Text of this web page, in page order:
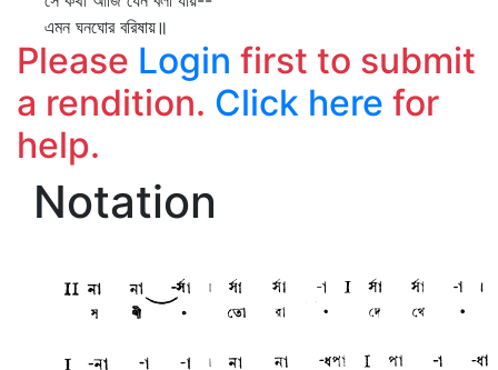
এমন ঘনঘোর বরিষায়॥
Please Login first to submit
a rendition. Click here for
help.
Notation